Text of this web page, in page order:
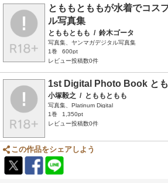
とももとももが水着でコス
ル写真集
とももともも / 鈴木ゴータ
写真集、ヤンマガデジタル写真集
1巻
600pt
レビュー投稿数0件
1st Digital Photo Book と
小塚毅之 / とももともも
写真集、Platinum Digital
1巻
1,350pt
レビュー投稿数0件
この作品をシェアしよう